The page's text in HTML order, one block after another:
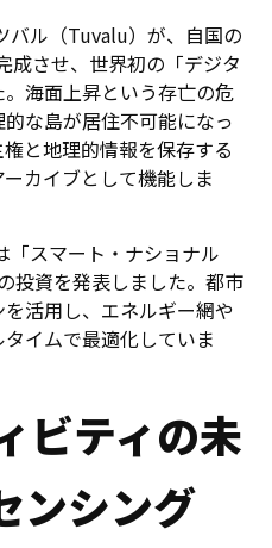
バル（Tuvalu）が、自国の
成させ、世界初の「デジタ
海面上昇という存亡の危
な島が居住不可能になっ
と地理的情報を保存する
カイブとして機能しま
「スマート・ナショナル
投資を発表しました。都市
活用し、エネルギー網や
イムで最適化していま
ビティの未
ンシング